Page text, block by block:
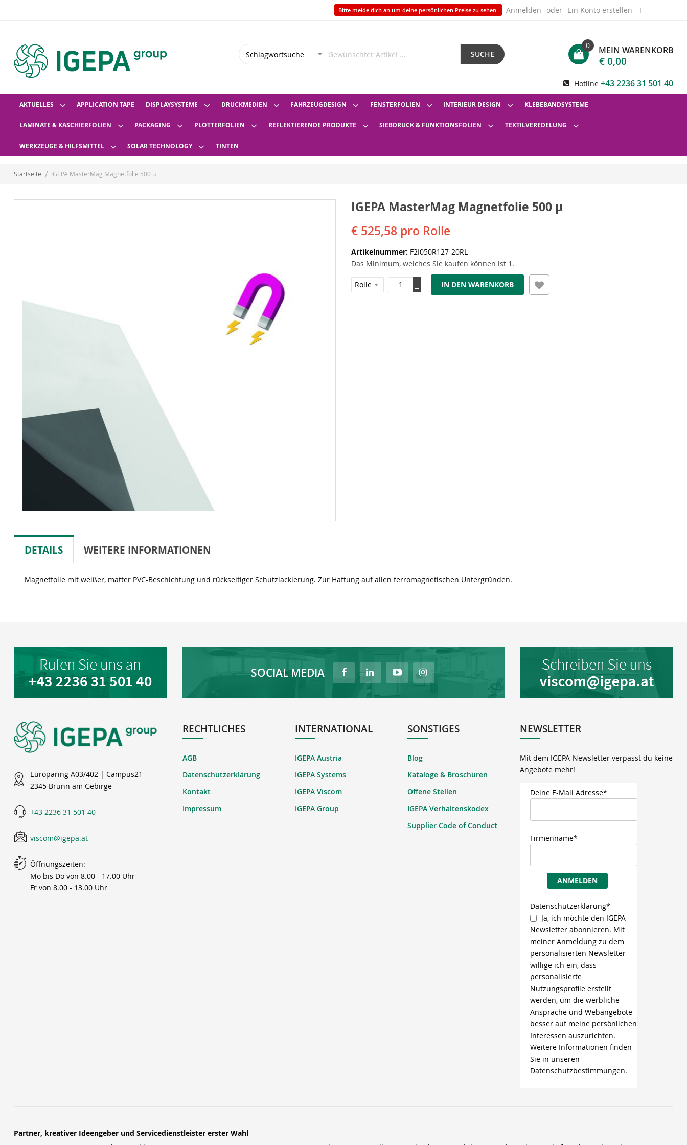
Bitte melde dich an um deine persönlichen Preise zu sehen. Anmelden Ein Konto erstellen
SUCHE MEIN WARENKORB
0
€ 0,00
Hotline +43 2236 31 501 40
AKTUELLES APPLICATION TAPE DISPLAYSYSTEME DRUCKMEDIEN FAHRZEUGDESIGN FENSTERFOLIEN INTERIEUR DESIGN KLEBEBANDSYSTEME
LAMINATE & KASCHIERFOLIEN PACKAGING PLOTTERFOLIEN REFLEKTIERENDE PRODUKTE SIEBDRUCK & FUNKTIONSFOLIEN TEXTILVEREDELUNG
WERKZEUGE & HILFSMITTEL SOLAR TECHNOLOGY TINTEN
Startseite IGEPA MasterMag Magnetfolie 500 µ
IGEPA MasterMag Magnetfolie 500 µ
€ 525,58 pro Rolle
Artikelnummer F2I050R127-20RL
Das Minimum, welches Sie kaufen können ist 1.
IN DEN WARENKORB
DETAILS WEITERE INFORMATIONEN
Magnetfolie mit weißer, matter PVC-Beschichtung und rückseitiger Schutzlackierung. Zur Haftung auf allen ferromagnetischen Untergründen.
SOCIAL MEDIA
Europaring A03/402 | Campus21
2345 Brunn am Gebirge
+43 2236 31 501 40
viscom@igepa.at
Öffnungszeiten:
Mo bis Do von 8.00 - 17.00 Uhr
Fr von 8.00 - 13.00 Uhr
RECHTLICHES
AGB
Datenschutzerklärung
Kontakt
Impressum
INTERNATIONAL
IGEPA Austria
IGEPA Systems
IGEPA Viscom
IGEPA Group
SONSTIGES
Blog
Kataloge & Broschüren
Offene Stellen
IGEPA Verhaltenskodex
Supplier Code of Conduct
NEWSLETTER
Mit dem IGEPA-Newsletter verpasst du keine
Angebote mehr!
Deine E-Mail Adresse*
Firmenname*
ANMELDEN
Datenschutzerklärung*
Ja, ich möchte den IGEPA-
Newsletter abonnieren. Mit
meiner Anmeldung zu dem
personalisierten Newsletter
willige ich ein, dass
personalisierte
Nutzungsprofile erstellt
werden, um die werbliche
Ansprache und Webangebote
besser auf meine persönlichen
Interessen auszurichten.
Weitere Informationen finden
Sie in unseren
Datenschutzbestimmungen.
Partner, kreativer Ideengeber und Servicedienstleister erster Wahl